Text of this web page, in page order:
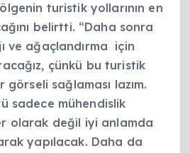
turistik yollarının en
belirtti. “Daha sonra
ve ağaçlandırma için
çünkü bu turistik
sağlaması lazım.
sadece mühendislik
olarak değil iyi anlamda
yapılacak. Daha da